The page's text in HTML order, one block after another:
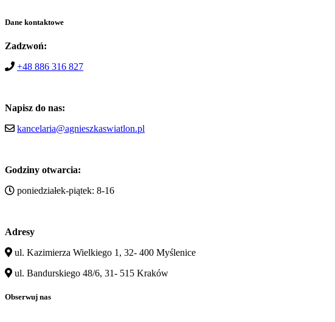
Dane kontaktowe
Zadzwoń:
+48 886 316 827
Napisz do nas:
kancelaria@agnieszkaswiatlon.pl
Godziny otwarcia:
poniedziałek-piątek: 8-16
Adresy
ul. Kazimierza Wielkiego 1, 32- 400 Myślenice
ul. Bandurskiego 48/6, 31- 515 Kraków
Obserwuj nas